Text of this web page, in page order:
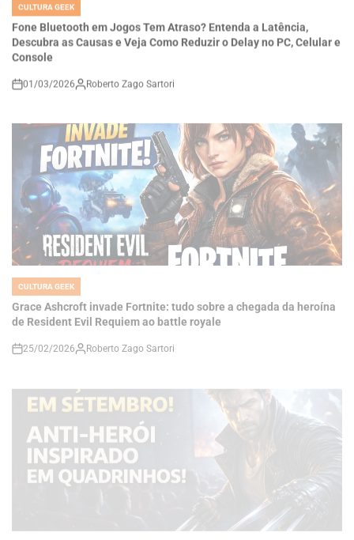
Descubra as Causas e Veja Como Reduzir o Delay no PC, Celular e
Console
on
01/03/2026 Roberto Zago Sartori
POSTED
IN
CULTURA GEEK
Grace Ashcroft invade Fortnite: tudo sobre a chegada da heroína
on
25/02/2026
CULTURA GEEK
MARVEL’S WOLVERINE GANHA DATA OFICIAL: LANÇAMENTO EM
SETEMBRO MARCA NOVA FASE DA INSOMNIAC NO PS5